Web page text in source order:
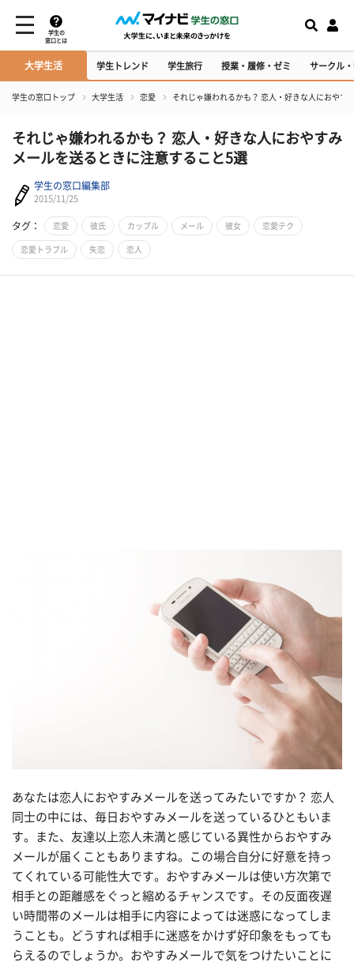
学生の
窓口とは
大学生活 学生トレンド 学生旅行 授業・履修・ゼミ サークル
学生の窓口トップ 大学生活 恋愛 それじゃ嫌われるかも？ 恋人・好きな人におやす
それじゃ嫌われるかも？ 恋人・好きな人におやすみ
メールを送るときに注意すること5選
学生の窓口編集部
2015/11/25
タグ： 恋愛 彼氏 カップル メール 彼女 恋愛テク
恋愛トラブル 失恋 恋人
あなたは恋人におやすみメールを送ってみたいですか？ 恋人
同士の中には、毎日おやすみメールを送っているひともいま
す。また、友達以上恋人未満と感じている異性からおやすみ
メールが届くこともありますね。この場合自分に好意を持っ
てくれている可能性大です。おやすみメールは使い方次第で
相手との距離感をぐっと縮めるチャンスです。その反面夜遅
い時間帯のメールは相手に内容によっては迷惑になってしま
うことも。どうすれば相手に迷惑をかけず好印象をもっても
らえるのでしょうか。おやすみメールで気をつけたいことに